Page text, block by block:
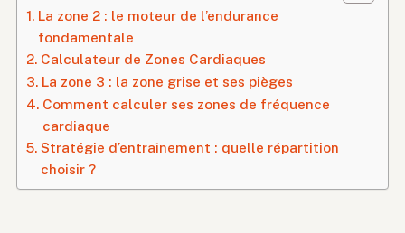
La zone 2 : le moteur de l’endurance
fondamentale
Calculateur de Zones Cardiaques
La zone 3 : la zone grise et ses pièges
Comment calculer ses zones de fréquence
cardiaque
Stratégie d’entraînement : quelle répartition
choisir ?